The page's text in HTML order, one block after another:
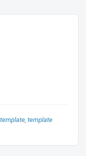
ultraview và
template template